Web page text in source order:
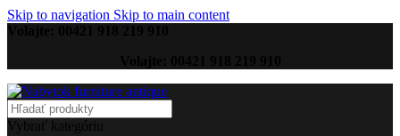
Skip to navigation Skip to main content
Vybrať kategóriu